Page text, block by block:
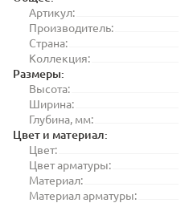
Артикул:
Производитель:
Страна:
Коллекция:
Размеры:
Высота:
Ширина:
Глубина, мм:
Цвет и материал:
Цвет:
Цвет арматуры:
Материал:
Материал арматуры: